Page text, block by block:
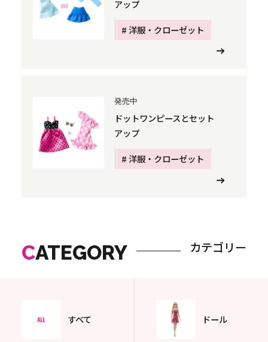
アップ
# 洋服・クローゼット
発売中
ドットワンピースとセット
アップ
# 洋服・クローゼット
CATEGORY カテゴリー
すべて ドール